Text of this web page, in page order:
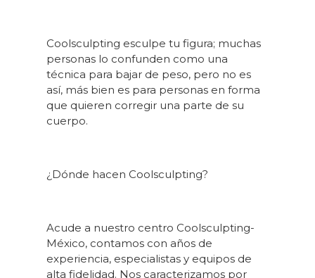
Coolsculpting esculpe tu figura; muchas
personas lo confunden como una
técnica para bajar de peso, pero no es
así, más bien es para personas en forma
que quieren corregir una parte de su
cuerpo.
¿Dónde hacen Coolsculpting?
Acude a nuestro centro Coolsculpting-
México, contamos con años de
experiencia, especialistas y equipos de
alta fidelidad. Nos caracterizamos por